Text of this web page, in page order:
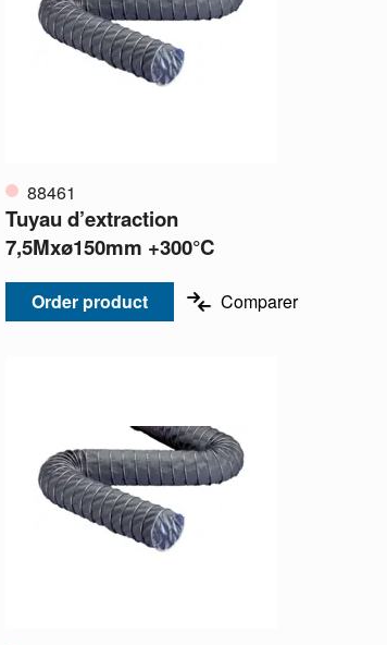
88461
Tuyau d’extraction
7,5Mxø150mm +300°C
Order product Comparer